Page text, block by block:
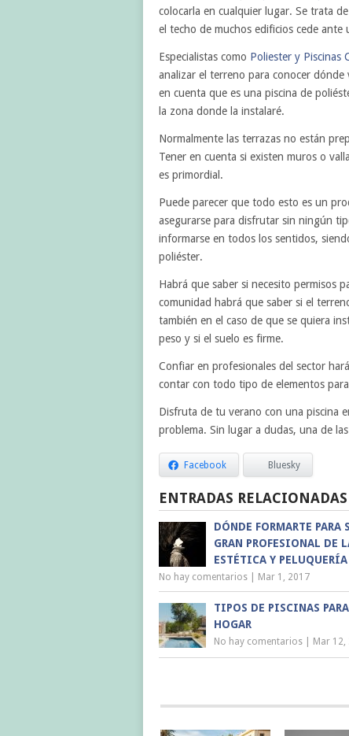
colocarla en cualquier lugar. Se trata
el techo de muchos edificios cede ante
Especialistas como Poliester y Piscinas
analizar el terreno para conocer
en cuenta que es una piscina de
la zona donde la instalaré.
Normalmente las terrazas no están
Tener en cuenta si existen muros o
es primordial.
Puede parecer que todo esto es un
asegurarse para disfrutar sin ningún
informarse en todos los sentidos,
poliéster.
Habrá que saber si necesito permisos
comunidad habrá que saber si el
también en el caso de que se quiera
peso y si el suelo es firme.
Confiar en profesionales del sector
contar con todo tipo de elementos
Disfruta de tu verano con una piscina
problema. Sin lugar a dudas, una de
Facebook Bluesky
ENTRADAS RELACIONADAS
DÓNDE FORMARTE PARA
GRAN PROFESIONAL DE
ESTÉTICA Y PELUQUERÍA
No hay comentarios Mar 1, 2017
TIPOS DE PISCINAS
HOGAR
No hay comentarios Mar 12,